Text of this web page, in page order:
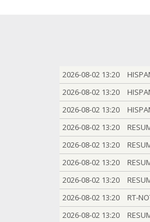
2026-08-02 13:20
2026-08-02 13:20
2026-08-02 13:20
2026-08-02 13:20
2026-08-02 13:20
2026-08-02 13:20
2026-08-02 13:20
2026-08-02 13:20
RT-
2026-08-02 13:20